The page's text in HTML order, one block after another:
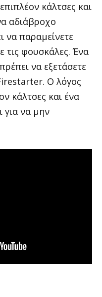
κάλτσες και
αδιάβροχο
να παραμείνετε
τις φουσκάλες. Ένα
να εξετάσετε
Ο λόγος
κάλτσες και ένα
για να μην